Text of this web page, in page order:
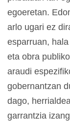
egoeretan.
arlo ugari ez
esparruan,
eta obra
araudi
gobernantzan
dago,
garrantzia